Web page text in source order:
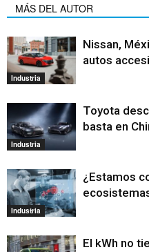
MÁS DEL AUTOR
Industria
Nissan,
autos
Industria
Toyota
basta en
Industria
¿Estamos
El kWh no